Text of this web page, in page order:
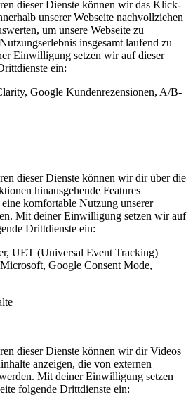
dieser Dienste können wir das Klick-
unserer Webseite nachvollziehen
um unsere Webseite zu
insgesamt laufend zu
Einwilligung setzen wir auf dieser
ein:
Google Kundenrezensionen, A/B-
dieser Dienste können wir dir über die
hinausgehende Features
komfortable Nutzung unserer
Mit deiner Einwilligung setzen wir auf
Drittdienste ein:
UET (Universal Event Tracking)
Google Consent Mode,
dieser Dienste können wir dir Videos
anzeigen, die von externen
Mit deiner Einwilligung setzen
folgende Drittdienste ein: